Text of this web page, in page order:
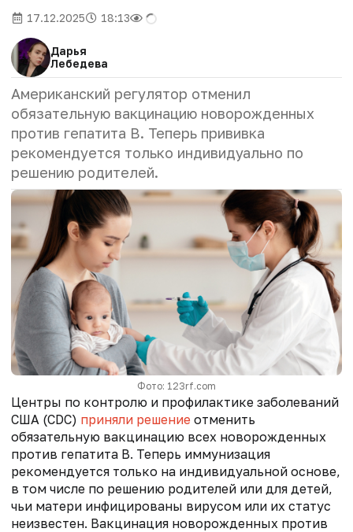
17.12.2025 18:13
Дарья
Лебедева
Американский регулятор отменил
обязательную вакцинацию новорожденных
против гепатита B. Теперь прививка
рекомендуется только индивидуально по
решению родителей.
Фото: 123rf.com
Центры по контролю и профилактике заболеваний
США (CDC) приняли решение отменить
обязательную вакцинацию всех новорожденных
против гепатита B. Теперь иммунизация
рекомендуется только на индивидуальной основе,
в том числе по решению родителей или для детей,
чьи матери инфицированы вирусом или их статус
неизвестен. Вакцинация новорожденных против